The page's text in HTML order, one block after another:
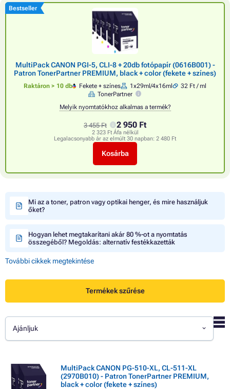
Bestseller
MultiPack CANON PGI-5, CLI-8 + 20db fotópapír (0616B001) -
Patron TonerPartner PREMIUM, black + color (fekete + színes)
Raktáron > 10 db Fekete + színes 1x29ml/4x16ml
32 Ft / ml
TonerPartner
Melyik nyomtatókhoz alkalmas a termék?
3 455 Ft 2 950 Ft
2 323 Ft Áfa nélkül
Legalacsonyabb ár az elmúlt 30 napban: 2 480 Ft
Kosárba
Mi az a toner, patron vagy optikai henger, és mire használjuk
őket?
Hogyan lehet megtakarítani akár 80 %-ot a nyomtatás
összegéből? Megoldás: alternatív festékkazetták
További cikkek megtekintése
Termékek szűrése
Ajánljuk
MultiPack CANON PG-510-XL, CL-511-XL
(2970B010) - Patron TonerPartner PREMIUM,
black + color (fekete + színes)